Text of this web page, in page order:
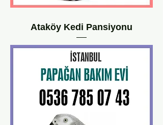
Ataköy Kedi Pansiyonu